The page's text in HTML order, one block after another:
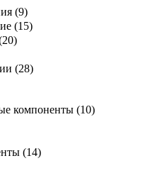
(9)
(15)
20)
(28)
компоненты (10)
(14)